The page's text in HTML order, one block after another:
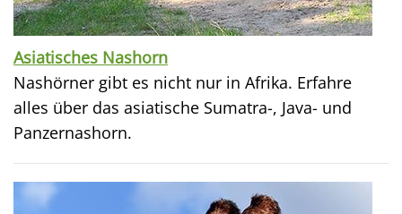
Asiatisches Nashorn
Nashörner gibt es nicht nur in Afrika. Erfahre
alles über das asiatische Sumatra-, Java- und
Panzernashorn.